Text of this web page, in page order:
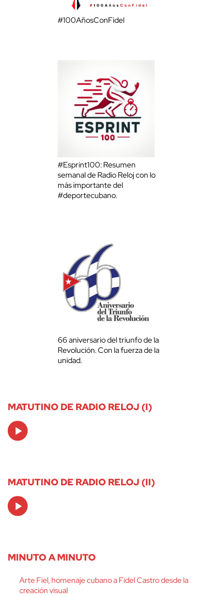
#100AñosConFidel
#Esprint100: Resumen
semanal de Radio Reloj con lo
más importante del
#deportecubano.
66 aniversario del triunfo de la
Revolución. Con la fuerza de la
unidad.
MATUTINO DE RADIO RELOJ (I)
Audio
Player
MATUTINO DE RADIO RELOJ (II)
Audio
Player
MINUTO A MINUTO
Arte Fiel, homenaje cubano a Fidel Castro desde la
creación visual